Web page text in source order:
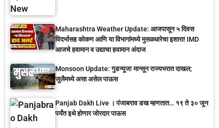
Maharashtra Weather Update: आजपासून ५ दिवस
विदर्भासह कोकण आणि या विभागांमध्ये मुसळधारेचा इशारा! IMD
आजचे हवामान व उद्याचा हवामान अंदाज
Monsoon Update: गुडन्यूज! मान्सून राज्यभरात दाखल;
जुलैमध्ये असा असेल पाऊस
Panjab Dakh Live । पंजाबराव डख म्हणतात… १९ ते ३० जून
पर्यंत इथे होणार जोरदार पाऊस